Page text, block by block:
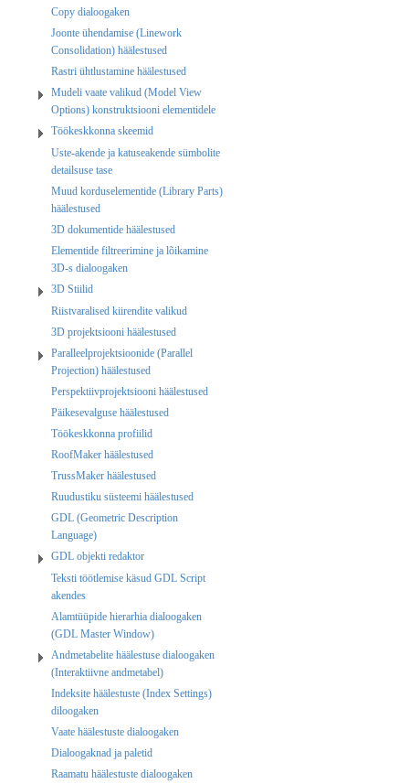
Copy dialoogaken
Joonte ühendamise (Linework
Consolidation) häälestused
Rastri ühtlustamine häälestused
Mudeli vaate valikud (Model View
Options) konstruktsiooni elementidele
Töökeskkonna skeemid
Uste-akende ja katuseakende sümbolite
detailsuse tase
Muud korduselementide (Library Parts)
häälestused
3D dokumentide häälestused
Elementide filtreerimine ja lõikamine
3D-s dialoogaken
3D Stiilid
Riistvaralised kiirendite valikud
3D projektsiooni häälestused
Paralleelprojektsioonide (Parallel
Projection) häälestused
Perspektiivprojektsiooni häälestused
Päikesevalguse häälestused
Töökeskkonna profiilid
RoofMaker häälestused
TrussMaker häälestused
Ruudustiku süsteemi häälestused
GDL (Geometric Description
Language)
GDL objekti redaktor
Teksti töötlemise käsud GDL Script
akendes
Alamtüüpide hierarhia dialoogaken
(GDL Master Window)
Andmetabelite häälestuse dialoogaken
(Interaktiivne andmetabel)
Indeksite häälestuste (Index Settings)
diloogaken
Vaate häälestuste dialoogaken
Dialoogaknad ja paletid
Raamatu häälestuste dialoogaken